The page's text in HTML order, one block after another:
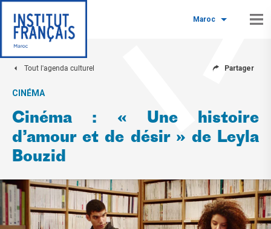
Maroc
Tout l'agenda culturel Partager
CINÉMA
Cinéma : « Une histoire
d’amour et de désir » de Leyla
Bouzid